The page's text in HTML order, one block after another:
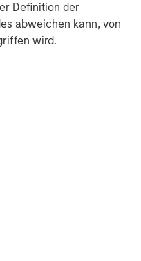
Definition der
abweichen kann, von
wird.
makes control
primarily located in
on the buyout and